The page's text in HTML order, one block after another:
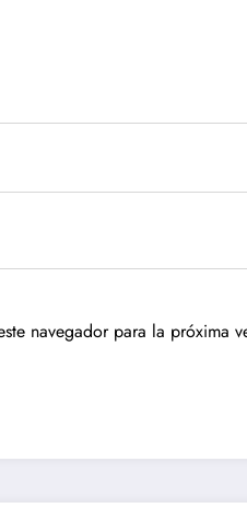
navegador para la próxima